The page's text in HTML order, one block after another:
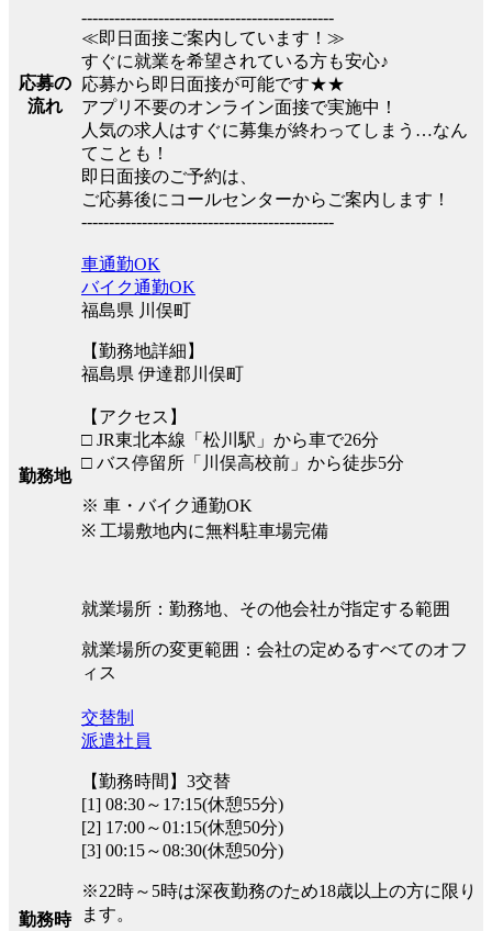
応募の
流れ
----------------------------------------------
≪即日面接ご案内しています！≫
すぐに就業を希望されている方も安心♪
応募から即日面接が可能です★★
アプリ不要のオンライン面接で実施中！
人気の求人はすぐに募集が終わってしまう…なん
てことも！
即日面接のご予約は、
ご応募後にコールセンターからご案内します！
----------------------------------------------
勤務地
車通勤OK
バイク通勤OK
福島県 川俣町
【勤務地詳細】
福島県 伊達郡川俣町
【アクセス】
□ JR東北本線「松川駅」から車で26分
□ バス停留所「川俣高校前」から徒歩5分
※ 車・バイク通勤OK
※ 工場敷地内に無料駐車場完備
就業場所：勤務地、その他会社が指定する範囲
就業場所の変更範囲：会社の定めるすべてのオフ
ィス
勤務時
交替制
派遣社員
【勤務時間】3交替
[1] 08:30～17:15(休憩55分)
[2] 17:00～01:15(休憩50分)
[3] 00:15～08:30(休憩50分)
※22時～5時は深夜勤務のため18歳以上の方に限り
ます。